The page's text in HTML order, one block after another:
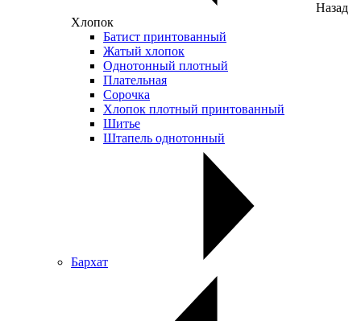
Назад
Хлопок
Батист принтованный
Жатый хлопок
Однотонный плотный
Плательная
Сорочка
Хлопок плотный принтованный
Шитье
Штапель однотонный
Бархат